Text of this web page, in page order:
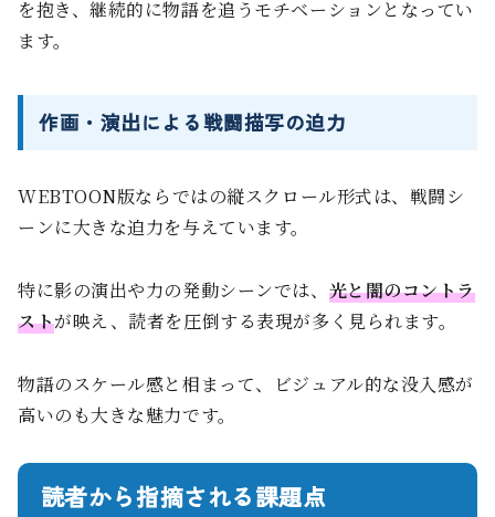
を抱き、継続的に物語を追うモチベーションとなってい
ます。
作画・演出による戦闘描写の迫力
WEBTOON版ならではの縦スクロール形式は、戦闘シ
ーンに大きな迫力を与えています。
特に影の演出や力の発動シーンでは、 光と闇のコントラ
ストが映え、読者を圧倒する表現が多く見られます。
物語のスケール感と相まって、ビジュアル的な没入感が
高いのも大きな魅力です。
読者から指摘される課題点